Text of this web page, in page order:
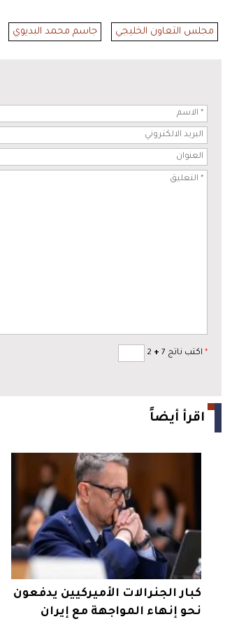
مجلس التعاون الخليجي جاسم محمد البديوي
* اكتب ناتج 7 +
اقرأ أيضاً
كبار الجنرالات الأميركيين يدفعون
نحو إنهاء المواجهة مع إيران